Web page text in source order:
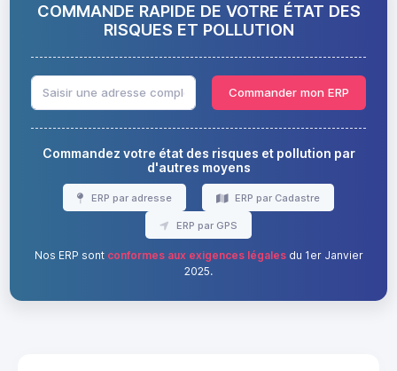
COMMANDE RAPIDE DE VOTRE ÉTAT DES
RISQUES ET POLLUTION
Commander mon ERP
Commandez votre état des risques et pollution par
d'autres moyens
ERP par adresse ERP par Cadastre
ERP par GPS
Nos ERP sont conformes aux exigences légalesdu 1er Janvier
2025.